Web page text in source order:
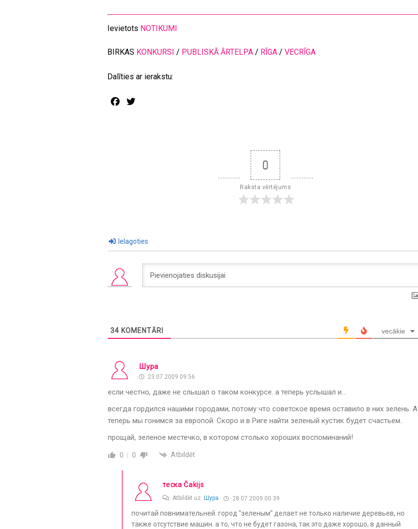
Ievietots NOTIKUMI
BIRKAS KONKURSI / PUBLISKĀ ĀRTELPA / RĪGA /VECRĪGA
Dalīties ar ierakstu:
Facebook
0
Raksta vērtējums
Ielagoties
34 KOMENTĀRI vecākie
Шура
23.07.2009 09:56
если честно, даже не слышал о таком конкурсе. а теперь услышал и…
всегда гордился нашими городами, потому что советское время оставило в них зелень. А
теперь мы гонимся за европой. Скоро и в Риге найти зеленый кустик будет счастьем..
прощай, зеленое местечко, в котором столько хороших воспоминаний!
0 0 Atbildēt
теска Čakijs
Atbildēt uz Шура 28.07.2009 00:39
почитай повнимательней. город "зеленым" делает не только наличие деревьев, но
также отсутствие машин. а то, что не будет газона, так это даже хорошо, в данный